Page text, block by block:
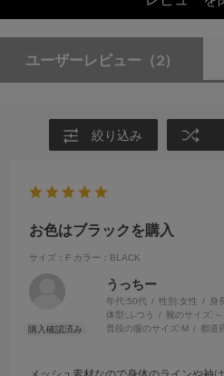
ユーザーレビュー （2）
絞り込み
お色はブラックを購入
サイズ：F カラー：BLACK
うっちー
年代:50代 性別:女性 身
体型: ふつう 靴のサイズ:
普段の服のサイズ:M 都道